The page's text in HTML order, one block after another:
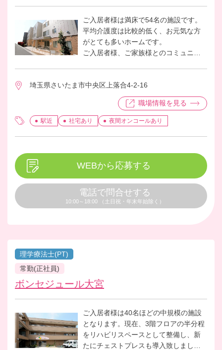
ご入居者様は満床で54名の施設です。
平均介護度は比較的低く、お元気な方
がとても多いホームです。
ご入居者様、ご家族様とのコミュニケ
アに入っていただく等、ホーム全体で
お客様を見させていただいておりま
す。職員も明るく元気なスタッフが多
く、日々他職種で協力しながら業務を
埼玉県さいたま市中央区上落合4-2-16
職場情報を見る
駅近 社宅あり 夜間オンコールあり
WEBから応募する
電話で問合せする
10:00～18:00 （土日祝・年末年始除く）
理学療法士(PT)
常勤(正社員)
ボンセジュール大宮
ご入居者様は40名ほどの中規模の施設
となります。現在、3階フロアの半分程
をリハビリスペースとして整備し、新
たにチェストプレスも導入致しまし